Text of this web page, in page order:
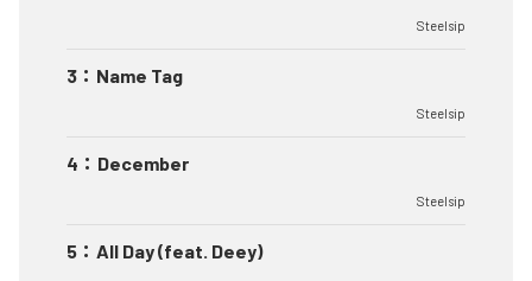
Steelsip
3 ： Name Tag
Steelsip
4 ： December
Steelsip
5 ： All Day (feat. Deey)